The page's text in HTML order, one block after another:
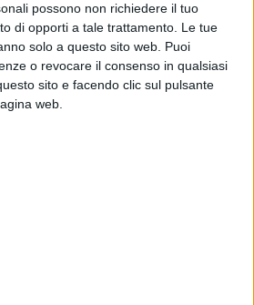
possono non richiedere il tuo
di opporti a tale trattamento. Le tue
solo a questo sito web. Puoi
o revocare il consenso in qualsiasi
sito e facendo clic sul pulsante
web.
per i ragazzi di Barletta
MAGGIO 2010
in via Brigata Barletta, la
non è sicura